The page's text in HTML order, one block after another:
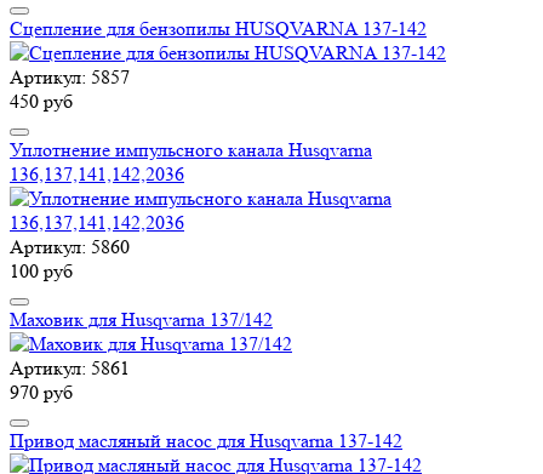
Сцепление для бензопилы HUSQVARNA 137-142
Артикул: 5857
450 руб
Уплотнение импульсного канала Husqvarna
136,137,141,142,2036
Артикул: 5860
100 руб
Маховик для Husqvarna 137/142
Артикул: 5861
970 руб
Привод масляный насос для Husqvarna 137-142